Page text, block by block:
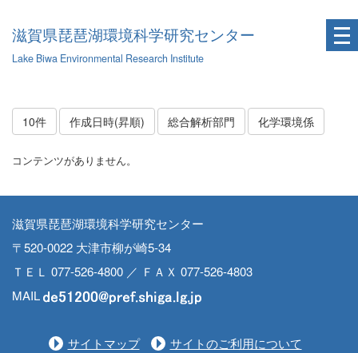
滋賀県琵琶湖環境科学研究センター
Lake Biwa Environmental Research Institute
10件 作成日時(昇順) 総合解析部門 化学環境係
コンテンツがありません。
滋賀県琵琶湖環境科学研究センター
〒520-0022 大津市柳が崎5-34
ＴＥＬ 077-526-4800 ／ ＦＡＸ 077-526-4803
MAIL
サイトマップ サイトのご利用について